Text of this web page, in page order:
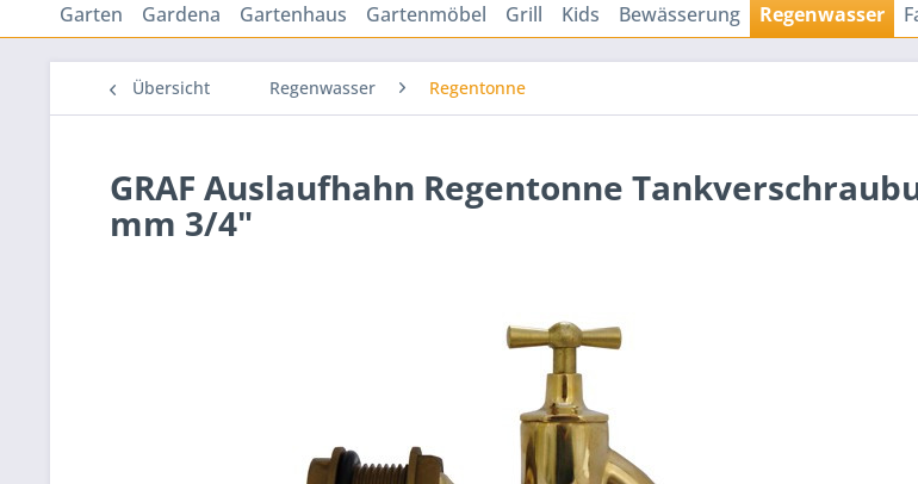
Garten Gardena Gartenhaus Gartenmöbel Grill Kids Bewässerung Regenwasser
Übersicht Regenwasser Regentonne
GRAF Auslaufhahn Regentonne
mm 3/4"